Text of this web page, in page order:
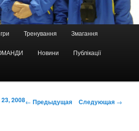
содержимому
содержимому
Тренування Змагання
Новини Публікації
Навигация по записям
← Предыдущая Следующая →
2008